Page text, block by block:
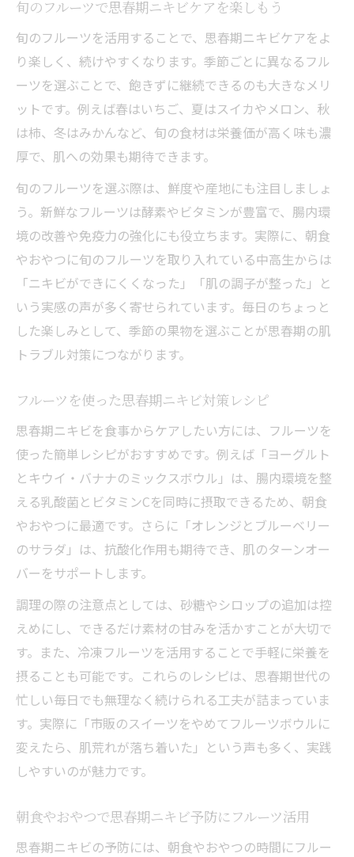
旬のフルーツで思春期ニキビケアを楽しもう
旬のフルーツを活用することで、思春期ニキビケアをよ
り楽しく、続けやすくなります。季節ごとに異なるフル
ーツを選ぶことで、飽きずに継続できるのも大きなメリ
ットです。例えば春はいちご、夏はスイカやメロン、秋
は柿、冬はみかんなど、旬の食材は栄養価が高く味も濃
厚で、肌への効果も期待できます。
旬のフルーツを選ぶ際は、鮮度や産地にも注目しましょ
う。新鮮なフルーツは酵素やビタミンが豊富で、腸内環
境の改善や免疫力の強化にも役立ちます。実際に、朝食
やおやつに旬のフルーツを取り入れている中高生からは
「ニキビができにくくなった」「肌の調子が整った」と
いう実感の声が多く寄せられています。毎日のちょっと
した楽しみとして、季節の果物を選ぶことが思春期の肌
トラブル対策につながります。
フルーツを使った思春期ニキビ対策レシピ
思春期ニキビを食事からケアしたい方には、フルーツを
使った簡単レシピがおすすめです。例えば「ヨーグルト
とキウイ・バナナのミックスボウル」は、腸内環境を整
える乳酸菌とビタミンCを同時に摂取できるため、朝食
やおやつに最適です。さらに「オレンジとブルーベリー
のサラダ」は、抗酸化作用も期待でき、肌のターンオー
バーをサポートします。
調理の際の注意点としては、砂糖やシロップの追加は控
えめにし、できるだけ素材の甘みを活かすことが大切で
す。また、冷凍フルーツを活用することで手軽に栄養を
摂ることも可能です。これらのレシピは、思春期世代の
忙しい毎日でも無理なく続けられる工夫が詰まっていま
す。実際に「市販のスイーツをやめてフルーツボウルに
変えたら、肌荒れが落ち着いた」という声も多く、実践
しやすいのが魅力です。
朝食やおやつで思春期ニキビ予防にフルーツ活用
思春期ニキビの予防には、朝食やおやつの時間にフルー